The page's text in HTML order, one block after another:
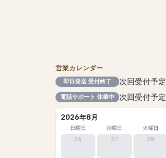
営業カレンダー
即日発送 受付終了 次回受付予定
電話サポート 休業中 次回受付予定
2026年8月
日曜日 月曜日 火曜日
26 27 28